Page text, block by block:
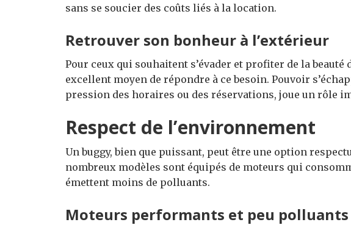
sans se soucier des coûts liés à la location.
Retrouver son bonheur à l’extérieur
Pour ceux qui souhaitent s’évader et profiter de la beauté
excellent moyen de répondre à ce besoin. Pouvoir
pression des horaires ou des réservations, joue un rôle
Respect de l’environnement
Un buggy, bien que puissant, peut être une option
nombreux modèles sont équipés de moteurs qui
émettent moins de polluants.
Moteurs performants et peu polluants